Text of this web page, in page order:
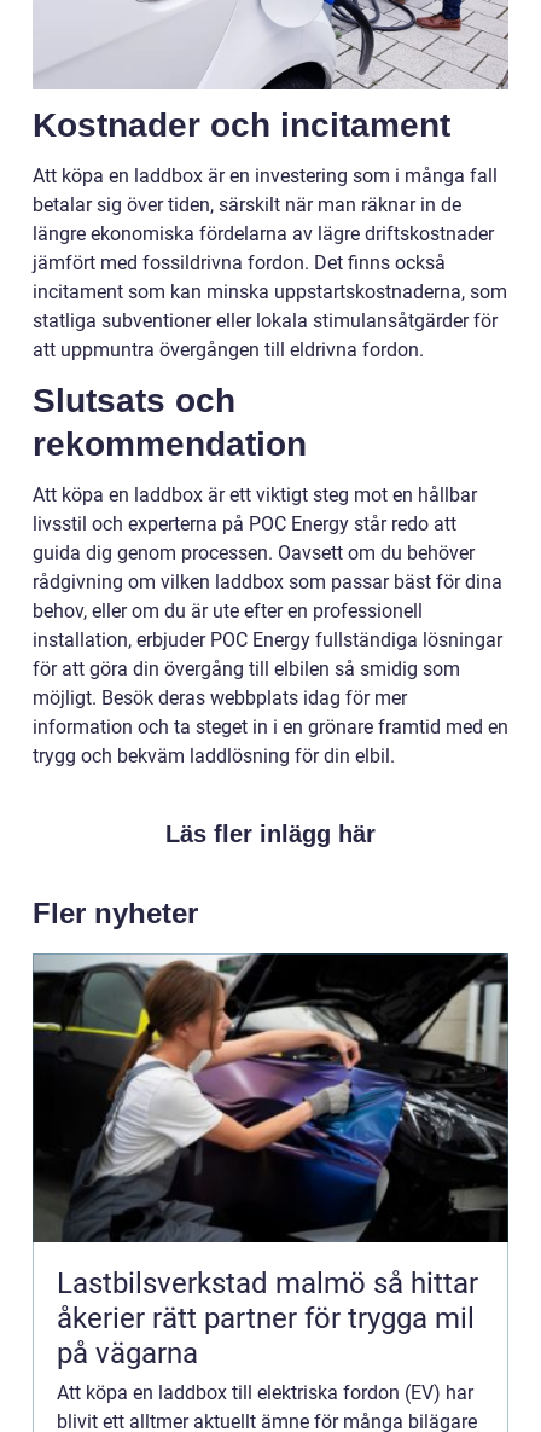
Kostnader och incitament
Att köpa en laddbox är en investering som i många fall
betalar sig över tiden, särskilt när man räknar in de
längre ekonomiska fördelarna av lägre driftskostnader
jämfört med fossildrivna fordon. Det finns också
incitament som kan minska uppstartskostnaderna, som
statliga subventioner eller lokala stimulansåtgärder för
att uppmuntra övergången till eldrivna fordon.
Slutsats och
rekommendation
Att köpa en laddbox är ett viktigt steg mot en hållbar
livsstil och experterna på POC Energy står redo att
guida dig genom processen. Oavsett om du behöver
rådgivning om vilken laddbox som passar bäst för dina
behov, eller om du är ute efter en professionell
installation, erbjuder POC Energy fullständiga lösningar
för att göra din övergång till elbilen så smidig som
möjligt. Besök deras webbplats idag för mer
information och ta steget in i en grönare framtid med en
trygg och bekväm laddlösning för din elbil.
Läs fler inlägg här
Fler nyheter
Lastbilsverkstad malmö så hittar
åkerier rätt partner för trygga mil
på vägarna
Att köpa en laddbox till elektriska fordon (EV) har
blivit ett alltmer aktuellt ämne för många bilägare